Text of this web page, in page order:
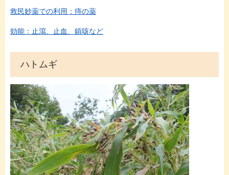
救民妙薬での利用：痔の薬
効能：止瀉、止血、鎮咳など
ハトムギ